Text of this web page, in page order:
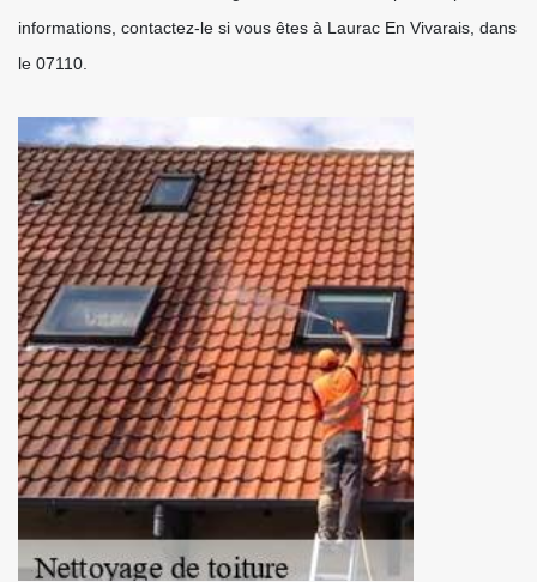
informations, contactez-le si vous êtes à Laurac En Vivarais, dans
le 07110.